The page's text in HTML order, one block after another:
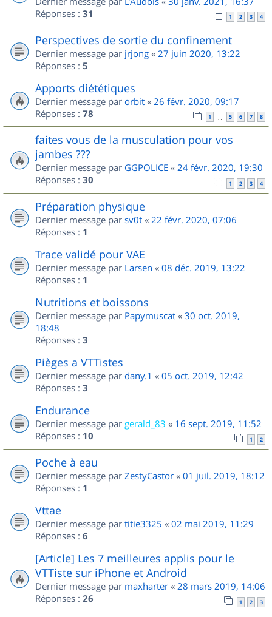
Réponses : 31 1 2 3 4
Perspectives de sortie du confinement
Dernier message par jrjong « 27 juin 2020, 13:22
Réponses : 5
Apports diététiques
Dernier message par orbit « 26 févr. 2020, 09:17
Réponses : 78 1 … 5 6 7 8
faites vous de la musculation pour vos
jambes ???
Dernier message par GGPOLICE « 24 févr. 2020, 19:30
Réponses : 30 1 2 3 4
Préparation physique
Dernier message par sv0t « 22 févr. 2020, 07:06
Réponses : 1
Trace validé pour VAE
Dernier message par Larsen « 08 déc. 2019, 13:22
Réponses : 1
Nutritions et boissons
Dernier message par Papymuscat « 30 oct. 2019,
18:48
Réponses : 3
Pièges a VTTistes
Dernier message par dany.1 « 05 oct. 2019, 12:42
Réponses : 3
Endurance
Dernier message par gerald_83 « 16 sept. 2019, 11:52
Réponses : 10 1 2
Poche à eau
Dernier message par ZestyCastor « 01 juil. 2019, 18:12
Réponses : 1
Vttae
Dernier message par titie3325 « 02 mai 2019, 11:29
Réponses : 6
[Article] Les 7 meilleures applis pour le
VTTiste sur iPhone et Android
Dernier message par maxharter « 28 mars 2019, 14:06
Réponses : 26 1 2 3